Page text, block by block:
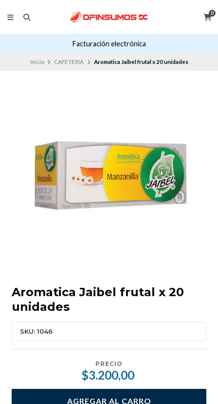
0
Facturación electrónica
Inicio CAFETERIA Aromatica Jaibel frutal x 20 unidades
Aromatica Jaibel frutal x 20
unidades
SKU: 1046
PRECIO
$3.200,00
AGREGAR AL CARRO